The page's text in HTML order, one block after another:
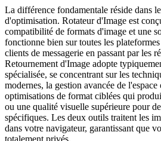
La différence fondamentale réside dans
d'optimisation. Rotateur d'Image est
compatibilité de formats d'image et une
fonctionne bien sur toutes les
clients de messagerie en passant par les
Retournement d'Image adopte
spécialisée, se concentrant sur les
modernes, la gestion avancée de
optimisations de format ciblées qui
ou une qualité visuelle supérieure pour
spécifiques. Les deux outils traitent les
dans votre navigateur, garantissant que
totalement privés.